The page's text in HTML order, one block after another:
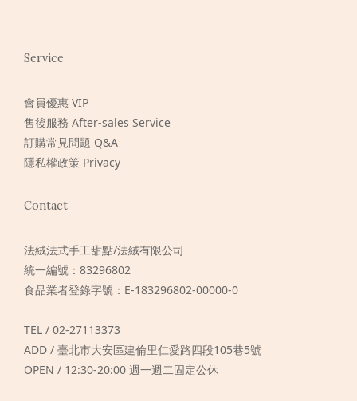
Service
會員優惠 VIP
售後服務 After-sales Service
訂購常見問題 Q&A
隱私權政策 Privacy
Contact
法絨法式手工甜點/法絨有限公司
統一編號：83296802
食品業者登錄字號：E-183296802-00000-0
TEL / 02-27113373
ADD / 臺北市大安區建倫里仁愛路四段105巷5號
OPEN / 12:30-20:00 週一週二固定公休